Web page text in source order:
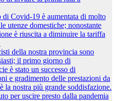
Covid-19 è aumentata di molto
utenze domestiche; nonostante
è riuscita a diminuire la tariffa
della nostra provincia sono
il primo giorno di
è stato un successo di
e gradimento delle prestazioni da
la nostra più grande soddisfazione.
per uscire presto dalla pandemia